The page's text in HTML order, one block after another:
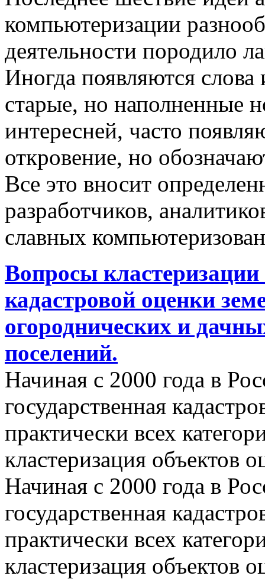
компьютеризации
деятельности породило
Иногда появляются
старые, но наполненные
интересней, часто
откровение, но
Все это вносит
разработчиков,
славных
Вопросы кластеризации
кадастровой оценки
огороднических и
поселений.
Начиная с 2000 года в
государственная
практически всех
кластеризация объектов
Начиная с 2000 года в
государственная
практически всех
кластеризация объектов